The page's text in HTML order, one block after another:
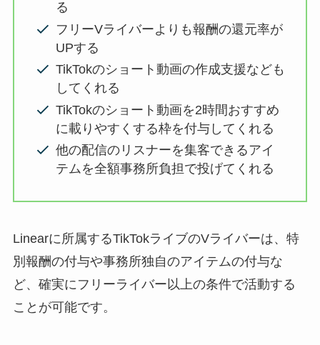
る
フリーVライバーよりも報酬の還元率が
UPする
TikTokのショート動画の作成支援なども
してくれる
TikTokのショート動画を2時間おすすめ
に載りやすくする枠を付与してくれる
他の配信のリスナーを集客できるアイ
テムを全額事務所負担で投げてくれる
Linearに所属するTikTokライブのVライバーは、特
別報酬の付与や事務所独自のアイテムの付与な
ど、確実にフリーライバー以上の条件で活動する
ことが可能です。